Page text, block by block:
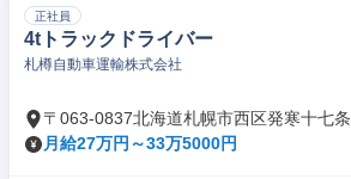
正社員
4tトラックドライバー
札樽自動車運輸株式会社
〒063-0837北海道札幌市西区発寒十七条
月給27万円～33万5000円